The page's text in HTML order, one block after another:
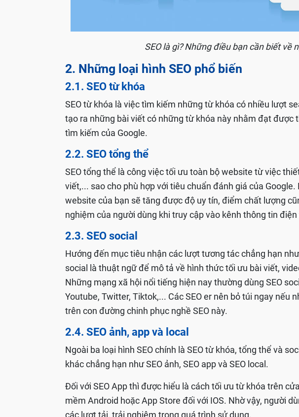
SEO là gì? Những điều bạn cần biết về
2. Những loại hình SEO phổ biến
2.1. SEO từ khóa
SEO từ khóa là việc tìm kiếm những từ khóa có nhiều lượt
tạo ra những bài viết có những từ khóa này nhằm đạt được
tìm kiếm của Google.
2.2. SEO tổng thể
SEO tổng thể là công việc tối ưu toàn bộ website từ việc
viết,... sao cho phù hợp với tiêu chuẩn đánh giá của Google.
website của bạn sẽ tăng được độ uy tín, điểm chất lượng
nghiệm của người dùng khi truy cập vào kênh thông tin
2.3. SEO social
Hướng đến mục tiêu nhận các lượt tương tác chẳng hạn
social là thuật ngữ để mô tả về hình thức tối ưu bài viết,
Những mạng xã hội nổi tiếng hiện nay thường dùng SEO
Youtube, Twitter, Tiktok,... Các SEO er nên bỏ túi ngay nếu
trên con đường chinh phục nghề SEO này.
2.4. SEO ảnh, app và local
Ngoài ba loại hình SEO chính là SEO từ khóa, tổng thể và
khác chẳng hạn như SEO ảnh, SEO app và SEO local.
Đối với SEO App thì được hiểu là cách tối ưu từ khóa trên
mềm Android hoặc App Store đối với IOS. Nhờ vậy, người
các lượt tải, trải nghiệm trong quá trình sử dụng.